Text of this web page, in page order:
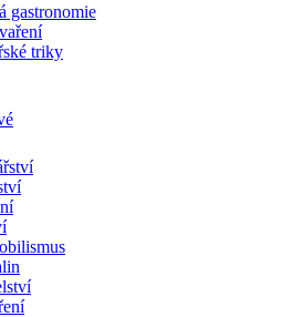
gastronomie
triky